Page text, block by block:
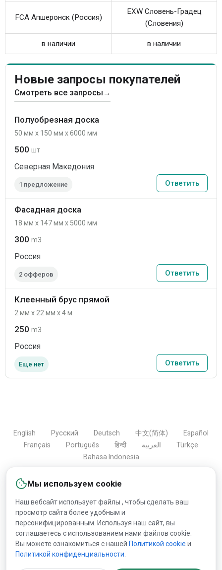
FCA Апшеронск (Россия)
EXW Словень-Градец
(Словения)
в наличии в наличии
Новые запросы покупателей
Смотреть все запросы →
Полуобрезная доска
50 мм x 150 мм x 6000 мм
500 шт
Северная Македония
1 предложение Ответить
Фасадная доска
18 мм x 147 мм x 5000 мм
300 m3
Россия
2 офферов Ответить
Клеенный брус прямой
2 мм x 22 мм x 4 м
250 m3
Россия
Еще нет Ответить
Мы используем cookie
Наш вебсайт использует файлы , чтобы сделать ваш
просмотр сайта более удобным и
персонифицированным. Используя наш сайт, вы
соглашаетесь с использованием нами файлов cookie.
Вы можете ознакомиться с нашей Политикой сookie и
Политикой конфиденциальности
English Русский Deutsch 中文(简体)
Español
Français
Português हिन्दी العربية
Türkçe
Bahasa Indonesia
Copyright © 2000-2026 Lesprom Network. Все права
защищены.
Запрещена публикация информации сайта без
получения предварительного одобрения публикации от
Lesprom Network.